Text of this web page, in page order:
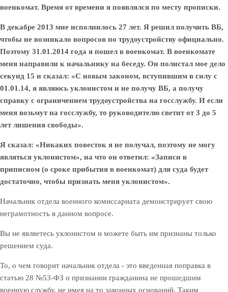
военкомат. Время от времени я появлялся по месту прописки.
В декабре 2013 мне исполнилось 27 лет. Я решил получить ВБ,
чтобы не возникало вопросов по трудоустройству официально.
Поэтому 31.01.2014 года я пошел в военкомат. В военкомате
меня направили к начальнику на беседу. Он полистал мое дело
секунд 15 и сказал: «С новым законом, вступившим в силу с
01.01.14, я являюсь уклонистом и не получу ВБ, а получу
справку с ограничением трудоустройства на госслужбу. И если
меня возьмут на госслужбу, то руководителю светит от 3 до 5
лет лишения свободы».
Я сказал: «Никаких повесток я не получал, поэтому не могу
являться уклонистом», на что он ответил: «Записи в
приписном (о сроке прибытия в военкомат) для суда будет
достаточно, чтобы признать меня уклонистом».
Начальник отдела военного комиссариата демонстрирует свою
неграмотность в данном вопросе.
Вы не являетесь уклонистом и можете быть им признаны только
решением суда.
То, о чем говорит начальник отдела - это введенная поправка в
статью 28 №53-ФЗ о признании гражданина не прошедшим
военную службу, не имея на то законных оснований. Таким